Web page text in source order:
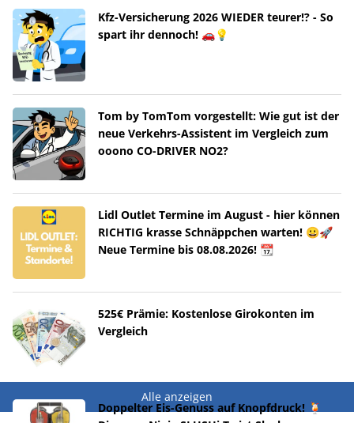
Kfz-Versicherung 2026 WIEDER teurer!? - So
spart ihr dennoch! 🚗💡
Tom by TomTom vorgestellt: Wie gut ist der
neue Verkehrs-Assistent im Vergleich zum
ooono CO-DRIVER NO2?
Lidl Outlet Termine im August - hier können
RICHTIG krasse Schnäppchen warten! 😀🚀
Neue Termine bis 08.08.2026! 📆
525€ Prämie: Kostenlose Girokonten im
Vergleich
Alle anzeigen
Doppelter Eis-Genuss auf Knopfdruck! 🍹